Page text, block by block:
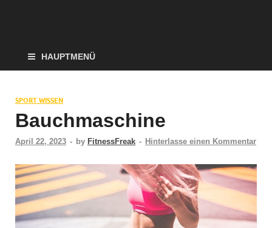
HAUPTMENÜ
SPORT WISSEN
Bauchmaschine
April 22, 2023 - by FitnessFreak - Hinterlasse einen Kommentar